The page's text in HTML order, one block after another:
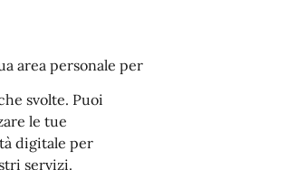
area personale per
svolte. Puoi
le tue
digitale per
servizi.